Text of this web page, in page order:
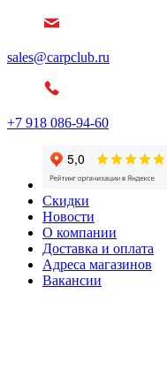
sales@carpclub.ru
+7 918 086-94-60
Скидки
Новости
О компании
Доставка и оплата
Адреса магазинов
Вакансии